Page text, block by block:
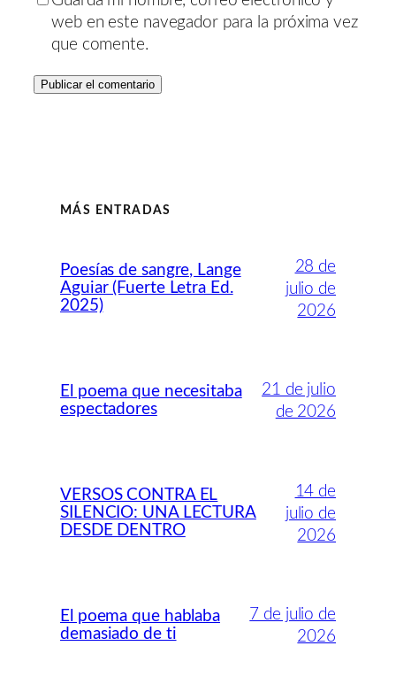
web en este navegador para la próxima vez
que comente.
MÁS ENTRADAS
Poesías de sangre, Lange
Aguiar (Fuerte Letra Ed.
2025)
28 de
julio de
2026
El poema que necesitaba
espectadores
21 de julio
de 2026
VERSOS CONTRA EL
SILENCIO: UNA LECTURA
DESDE DENTRO
14 de
julio de
2026
El poema que hablaba
demasiado de ti
7 de julio de
2026